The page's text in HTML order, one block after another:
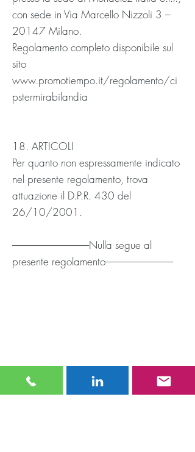
con sede in Via Marcello Nizzoli 3 –
20147 Milano.
Regolamento completo disponibile sul
sito
www.promotiempo.it/regolamento/ci
pstermirabilandia
18. ARTICOLI
Per quanto non espressamente indicato
nel presente regolamento, trova
attuazione il D.P.R. 430 del
26/10/2001.
------------------------------------------Nulla segue al
presente regolamento-------------------------------------